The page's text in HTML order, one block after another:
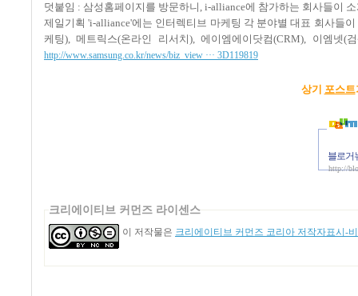
덧붙임 : 삼성홈페이지를 방문하니, i-alliance에 참가하는 회사들이
제일기획 'i-alliance'에는 인터렉티브 마케팅 각 분야별 대표 회사들
케팅), 메트릭스(온라인 리서치), 에이엠에이닷컴(CRM), 이엠넷(
http://www.samsung.co.kr/news/biz_view ··· 3D119819
상기 포스트
블로거
http://
크리에이티브 커먼즈 라이센스
이 저작물은 크리에이티브 커먼즈 코리아 저작자표시-